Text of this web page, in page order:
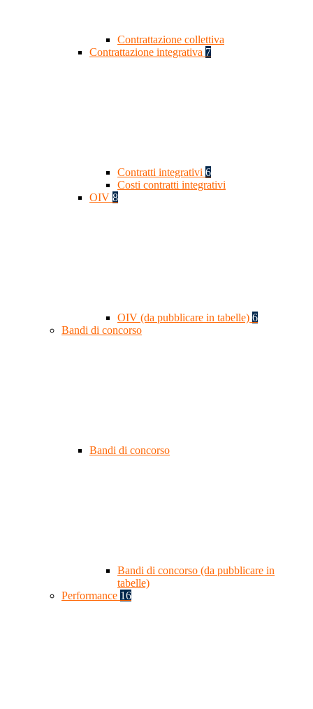
Contrattazione collettiva
Contrattazione integrativa 7
Contratti integrativi 6
Costi contratti integrativi
OIV 8
OIV (da pubblicare in tabelle) 6
Bandi di concorso
Bandi di concorso
Bandi di concorso (da pubblicare in
tabelle)
Performance 16